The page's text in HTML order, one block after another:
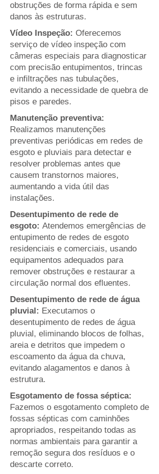
obstruções de forma rápida e sem
danos às estruturas.
Vídeo Inspeção: Oferecemos
serviço de vídeo inspeção com
câmeras especiais para diagnosticar
com precisão entupimentos, trincas
e infiltrações nas tubulações,
evitando a necessidade de quebra de
pisos e paredes.
Manutenção preventiva:
Realizamos manutenções
preventivas periódicas em redes de
esgoto e pluviais para detectar e
resolver problemas antes que
causem transtornos maiores,
aumentando a vida útil das
instalações.
Desentupimento de rede de
esgoto: Atendemos emergências de
entupimento de redes de esgoto
residenciais e comerciais, usando
equipamentos adequados para
remover obstruções e restaurar a
circulação normal dos efluentes.
Desentupimento de rede de água
pluvial: Executamos o
desentupimento de redes de água
pluvial, eliminando blocos de folhas,
areia e detritos que impedem o
escoamento da água da chuva,
evitando alagamentos e danos à
estrutura.
Esgotamento de fossa séptica:
Fazemos o esgotamento completo de
fossas sépticas com caminhões
apropriados, respeitando todas as
normas ambientais para garantir a
remoção segura dos resíduos e o
descarte correto.